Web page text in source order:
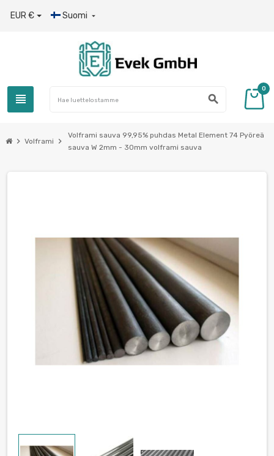
EUR € Suomi 
view_headline search
0
chevron_right Volframi chevron_right
Volframi sauva 99,95% puhdas Metal Element 74 Pyöreä
sauva W 2mm - 30mm volframi sauva